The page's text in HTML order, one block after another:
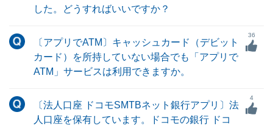
した。どうすればいいですか？
〔アプリでATM〕キャッシュカード（デビット
カード）を所持していない場合でも「アプリで
ATM」サービスは利用できますか。
36
〔法人口座 ドコモSMTBネット銀行アプリ〕法
人口座を保有しています。ドコモの銀行 ドコ
4